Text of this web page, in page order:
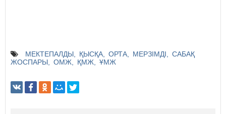
МЕКТЕПАЛДЫ ҚЫСҚА ОРТА МЕРЗІМДІ
САБАҚ
ЖОСПАРЫ
ОМЖ ҚМЖ ҰМЖ